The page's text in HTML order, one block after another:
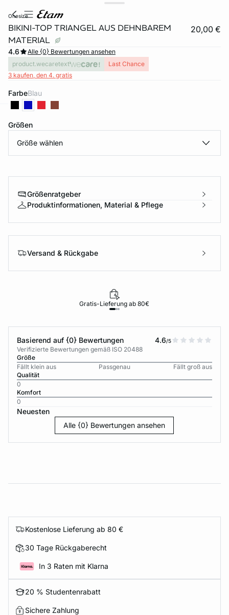
onesize
BIKINI-TOP TRIANGEL AUS DEHNBAREM
MATERIAL
20,00 €
4.6
Alle {0} Bewertungen ansehen
product.wecaretext
Last Chance
3 kaufen, den 4. gratis
Farbe blau
Größen
Größe wählen
Größenratgeber
Produktinformationen, Material & Pflege
Versand & Rückgabe
Gratis-Lieferung ab 80€
Basierend auf {0} Bewertungen 4.6/5
Verifizierte Bewertungen gemäß ISO 20488
Größe
Fällt klein aus
Passgenau
Fällt groß aus
Qualität
0
Komfort
0
Neuesten
Alle {0} Bewertungen ansehen
Kostenlose Lieferung ab 80 €
30 Tage Rückgaberecht
In 3 Raten mit Klarna
20 % Studentenrabatt
Sichere Zahlung